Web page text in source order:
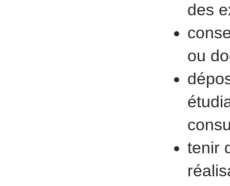
des
ou
tenir